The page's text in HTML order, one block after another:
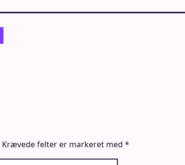
Krævede felter er markeret med *